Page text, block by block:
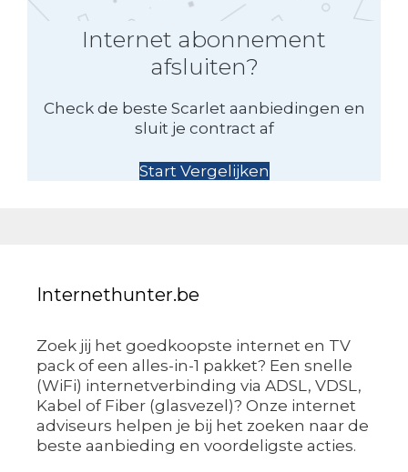
Internet abonnement
afsluiten?
Check de beste Scarlet aanbiedingen en
sluit je contract af
Start Vergelijken
Internethunter.be
Zoek jij het goedkoopste internet en TV
pack of een alles-in-1 pakket? Een snelle
(WiFi) internetverbinding via ADSL, VDSL,
Kabel of Fiber (glasvezel)? Onze internet
adviseurs helpen je bij het zoeken naar de
beste aanbieding en voordeligste acties.